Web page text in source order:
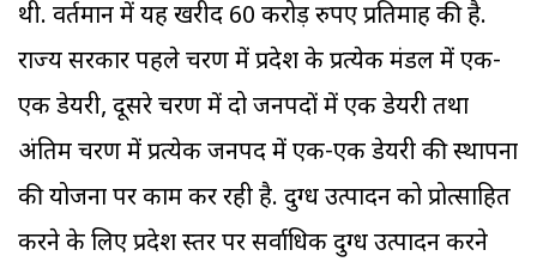
थी. वर्तमान में यह खरीद 60 करोड़ रुपए प्रतिमाह की है.
राज्य सरकार पहले चरण में प्रदेश के प्रत्येक मंडल में एक-
एक डेयरी, दूसरे चरण में दो जनपदों में एक डेयरी तथा
अंतिम चरण में प्रत्येक जनपद में एक-एक डेयरी की स्थापना
की योजना पर काम कर रही है. दुग्ध उत्पादन को प्रोत्साहित
करने के लिए प्रदेश स्तर पर सर्वाधिक दुग्ध उत्पादन करने